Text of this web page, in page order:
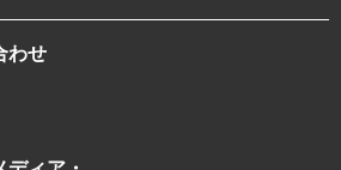
わせ